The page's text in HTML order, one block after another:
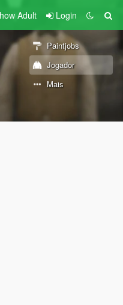
Adult Login
Paintjobs
Jogador
Mais